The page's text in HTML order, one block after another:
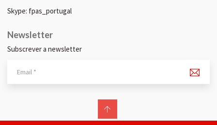
Skype: fpas_portugal
Newsletter
Subscrever a newsletter